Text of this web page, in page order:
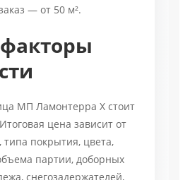
— от 50 м².
МП Ламонтерра X стоит
цена зависит от
покрытия, цвета,
партии, доборных
снегозадержателей,